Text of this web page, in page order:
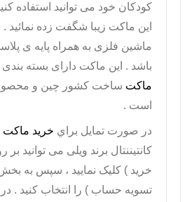
کودکان خود می توانید استفاده
این ماکت زیبا شگفت زده نمائید
باشد . این ماکت دارای بسته
ماکت ساخت کشور چین و
است .
در صورت تمايل براي خريد ماکت
کانتیننتال برند ویلی می توانيد
خريد ) کليک نماييد ، سپس به
تسويه حساب ) را انتخاب کنيد .